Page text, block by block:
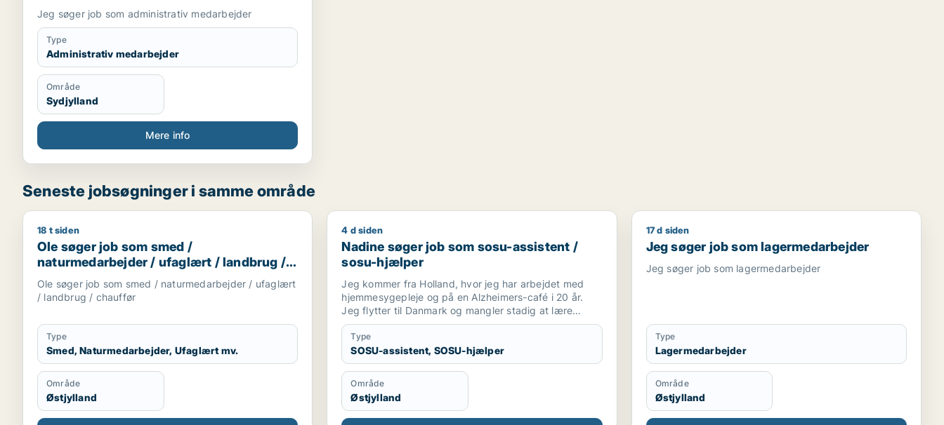
Jeg søger job som administrativ medarbejder
Type
Administrativ medarbejder
Område
Sydjylland
Mere info
Seneste jobsøgninger i samme område
Ole søger job som smed / naturmedarbejder / ufaglært / landbrug / chauffør
18 t siden
Ole søger job som smed /
naturmedarbejder / ufaglært / landbrug /
chauffør
Ole søger job som smed / naturmedarbejder / ufaglært
/ landbrug / chauffør
Type
Smed, Naturmedarbejder, Ufaglært mv.
Område
Østjylland
Nadine søger job som sosu-assistent / sosu-hjælper
4 d siden
Nadine søger job som sosu-assistent /
sosu-hjælper
Jeg kommer fra Holland, hvor jeg har arbejdet med
hjemmesygepleje og på en Alzheimers-café i 20 år.
Jeg flytter til Danmark og mangler stadig at lære
sproget godt, før jeg kan arbejde som sygeplejerske.
Type
SOSU-assistent, SOSU-hjælper
Område
Østjylland
Jeg søger job som lagermedarbejder
17 d siden
Jeg søger job som lagermedarbejder
Jeg søger job som lagermedarbejder
Type
Lagermedarbejder
Område
Østjylland